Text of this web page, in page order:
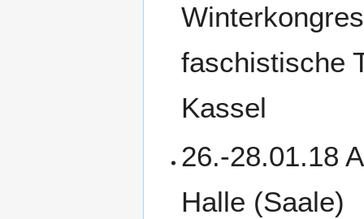
faschistische
Kassel
26.-28.01.18
Halle (Saale)